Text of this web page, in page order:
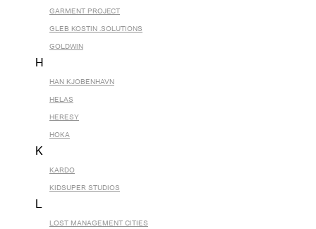
GARMENT PROJECT
GLEB KOSTIN .SOLUTIONS
GOLDWIN
H
HAN KJOBENHAVN
HELAS
HERESY
HOKA
K
KARDO
KIDSUPER STUDIOS
L
LOST MANAGEMENT CITIES